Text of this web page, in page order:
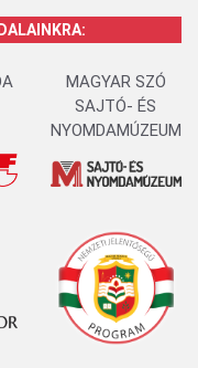
MAGYAR SZÓ
SAJTÓ- ÉS
NYOMDAMÚZEUM